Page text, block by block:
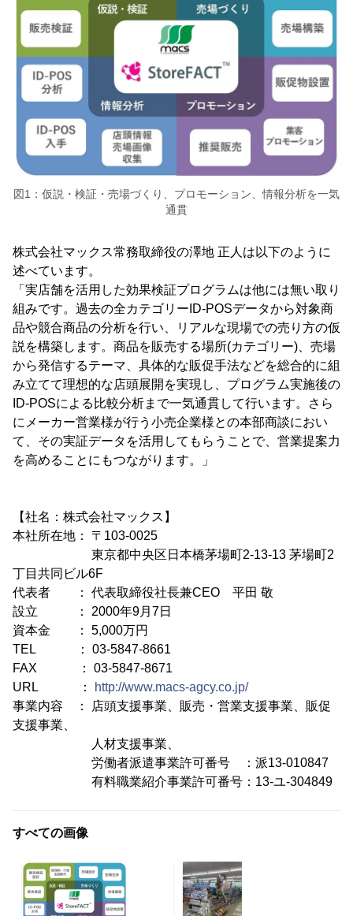
図1：仮説・検証・売場づくり、プロモーション、情報分析を一気
通貫
株式会社マックス常務取締役の澤地 正人は以下のように
述べています。
「実店舗を活用した効果検証プログラムは他には無い取り
組みです。過去の全カテゴリーID-POSデータから対象商
品や競合商品の分析を行い、リアルな現場での売り方の仮
説を構築します。商品を販売する場所(カテゴリー)、売場
から発信するテーマ、具体的な販促手法などを総合的に組
み立てて理想的な店頭展開を実現し、プログラム実施後の
ID-POSによる比較分析まで一気通貫して行います。さら
にメーカー営業様が行う小売企業様との本部商談におい
て、その実証データを活用してもらうことで、営業提案力
を高めることにもつながります。」
【社名：株式会社マックス】
本社所在地： 〒103-0025
東京都中央区日本橋茅場町2-13-13 茅場町2
丁目共同ビル6F
代表者 ： 代表取締役社長兼CEO 平田 敬
設立 ： 2000年9月7日
資本金 ： 5,000万円
TEL ： 03-5847-8661
FAX ： 03-5847-8671
URL ：
http://www.macs-agcy.co.jp/
事業内容 ： 店頭支援事業、販売・営業支援事業、販促
支援事業、
人材支援事業、
労働者派遣事業許可番号 ：派13-010847
有料職業紹介事業許可番号：13-ユ-304849
すべての画像